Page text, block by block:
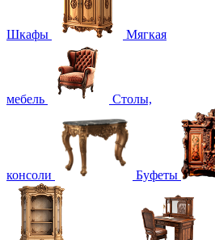
Шкафы Мягкая
мебель Столы,
консоли Буфеты